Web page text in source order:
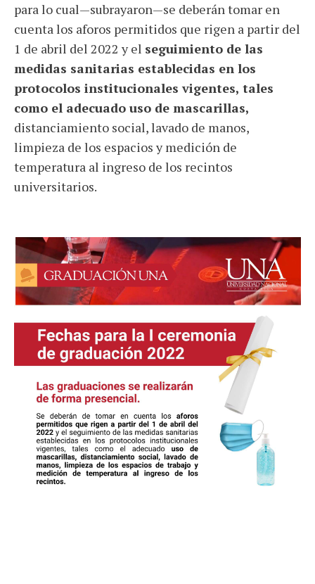
para lo cual—subrayaron—se deberán tomar en
cuenta los aforos permitidos que rigen a partir del
1 de abril del 2022 y el seguimiento de las
medidas sanitarias establecidas en los
protocolos institucionales vigentes, tales
como el adecuado uso de mascarillas,
distanciamiento social, lavado de manos,
limpieza de los espacios y medición de
temperatura al ingreso de los recintos
universitarios.